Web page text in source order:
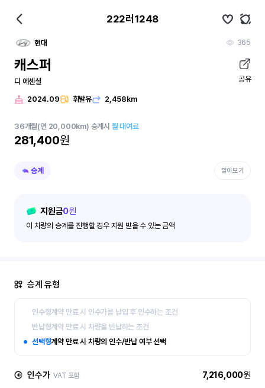
222러1248
현대 365
캐스퍼
디 에센셜 공유
2024.09 휘발유 2,458km
36개월(연 20,000km) 승계시 월 대여료
281,400원
승계 알아보기
지원금0원
이 차량의 승계를 진행할 경우 지원 받을 수 있는 금액
승계 유형
인수형계약 만료 시 인수가를 납입 후 인수하는 조건
반납형계약 만료 시 차량을 반납하는 조건
선택형계약 만료 시 차량의 인수/반납 여부 선택
인수가 VAT 포함 7,216,000원